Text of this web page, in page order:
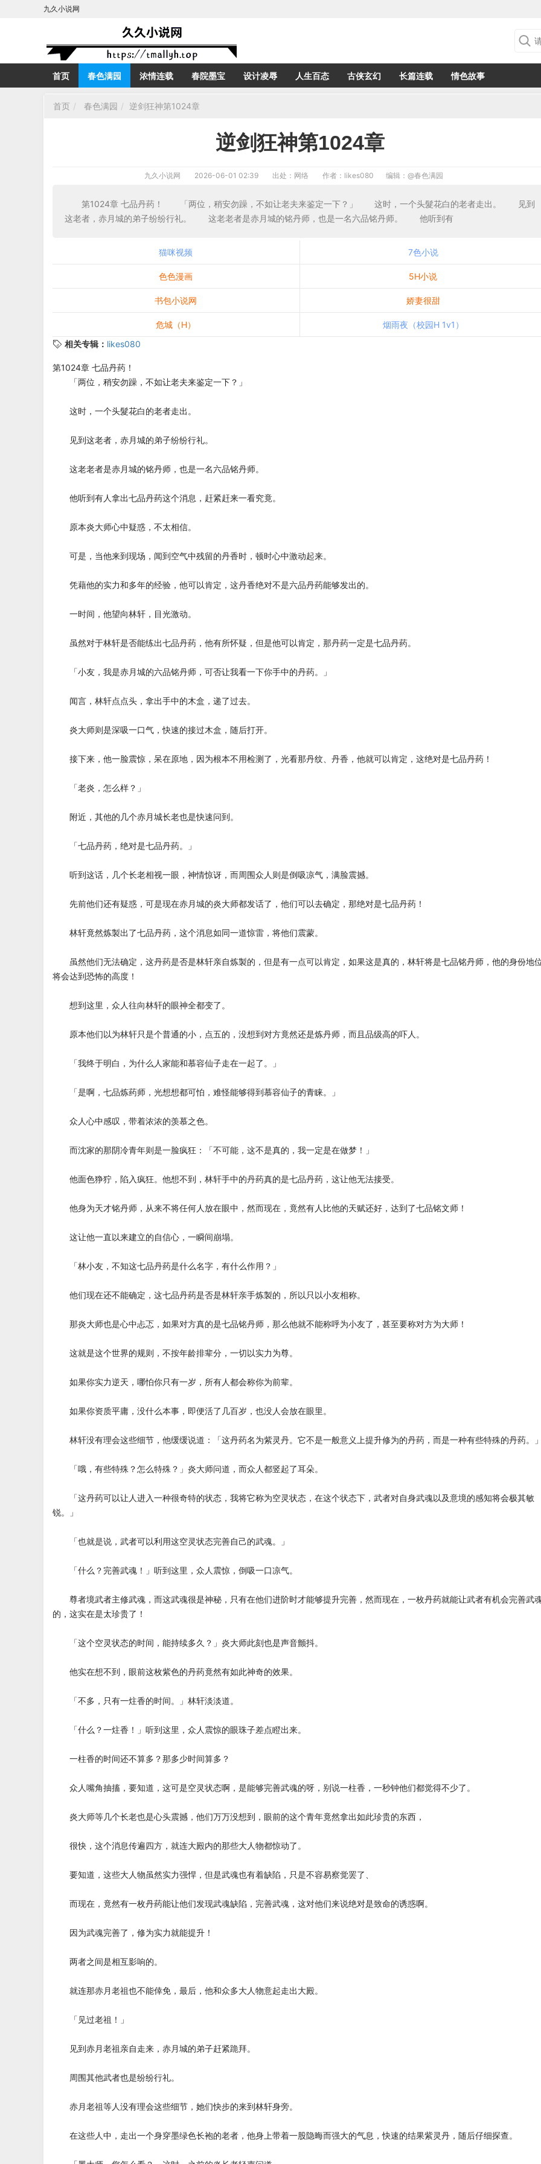
九久小说网
首页 春色满园 浓情连载 春院墨宝 设计凌辱 人生百态 古侠玄幻 长篇连载 情色故事
首页 春色满园 逆剑狂神第1024章
逆剑狂神第1024章
九久小说网 2026-06-01 02:39 出处：网络 作者：likes080 编辑： @春色满园
第1024章 七品丹药！ 「两位，稍安勿躁，不如让老夫来鉴定一下？」 这时，一个头髮花白的老者走出。 见到
这老者，赤月城的弟子纷纷行礼。 这老老者是赤月城的铭丹师，也是一名六品铭丹师。 他听到有
猫咪视频 7色小说
色色漫画 5H小说
书包小说网 娇妻很甜
危城（H）
烟雨夜（校园H 1v1）
相关专辑： likes080
第1024章 七品丹药！
「两位，稍安勿躁，不如让老夫来鉴定一下？」
这时，一个头髮花白的老者走出。
见到这老者，赤月城的弟子纷纷行礼。
这老老者是赤月城的铭丹师，也是一名六品铭丹师。
他听到有人拿出七品丹药这个消息，赶紧赶来一看究竟。
原本炎大师心中疑惑，不太相信。
可是，当他来到现场，闻到空气中残留的丹香时，顿时心中激动起来。
凭藉他的实力和多年的经验，他可以肯定，这丹香绝对不是六品丹药能够发出的。
一时间，他望向林轩，目光激动。
虽然对于林轩是否能练出七品丹药，他有所怀疑，但是他可以肯定，那丹药一定是七品丹药。
「小友，我是赤月城的六品铭丹师，可否让我看一下你手中的丹药。」
闻言，林轩点点头，拿出手中的木盒，递了过去。
炎大师则是深吸一口气，快速的接过木盒，随后打开。
接下来，他一脸震惊，呆在原地，因为根本不用检测了，光看那丹纹、丹香，他就可以肯定，这绝对是七品丹药！
「老炎，怎么样？」
附近，其他的几个赤月城长老也是快速问到。
「七品丹药，绝对是七品丹药。」
听到这话，几个长老相视一眼，神情惊讶，而周围众人则是倒吸凉气，满脸震撼。
先前他们还有疑惑，可是现在赤月城的炎大师都发话了，他们可以去确定，那绝对是七品丹药！
林轩竟然炼製出了七品丹药，这个消息如同一道惊雷，将他们震蒙。
虽然他们无法确定，这丹药是否是林轩亲自炼製的，但是有一点可以肯定，如果这是真的，林轩将是七品铭丹师，他的身份地
将会达到恐怖的高度！
想到这里，众人往向林轩的眼神全都变了。
原本他们以为林轩只是个普通的小，点五的，没想到对方竟然还是炼丹师，而且品级高的吓人。
「我终于明白，为什么人家能和慕容仙子走在一起了。」
「是啊，七品炼药师，光想想都可怕，难怪能够得到慕容仙子的青睐。」
众人心中感叹，带着浓浓的羡慕之色。
而沈家的那阴冷青年则是一脸疯狂：「不可能，这不是真的，我一定是在做梦！」
他面色狰狞，陷入疯狂。他想不到，林轩手中的丹药真的是七品丹药，这让他无法接受。
他身为天才铭丹师，从来不将任何人放在眼中，然而现在，竟然有人比他的天赋还好，达到了七品铭文师！
这让他一直以来建立的自信心，一瞬间崩塌。
「林小友，不知这七品丹药是什么名字，有什么作用？」
他们现在还不能确定，这七品丹药是否是林轩亲手炼製的，所以只以小友相称。
那炎大师也是心中忐忑，如果对方真的是七品铭丹师，那么他就不能称呼为小友了，甚至要称对方为大师！
这就是这个世界的规则，不按年龄排辈分，一切以实力为尊。
如果你实力逆天，哪怕你只有一岁，所有人都会称你为前辈。
如果你资质平庸，没什么本事，即便活了几百岁，也没人会放在眼里。
林轩没有理会这些细节，他缓缓说道：「这丹药名为紫灵丹。它不是一般意义上提升修为的丹药，而是一种有些特殊的丹药。
「哦，有些特殊？怎么特殊？」炎大师问道，而众人都竖起了耳朵。
「这丹药可以让人进入一种很奇特的状态，我将它称为空灵状态，在这个状态下，武者对自身武魂以及意境的感知将会极其敏
锐。」
「也就是说，武者可以利用这空灵状态完善自己的武魂。」
「什么？完善武魂！」听到这里，众人震惊，倒吸一口凉气。
尊者境武者主修武魂，而这武魂很是神秘，只有在他们进阶时才能够提升完善，然而现在，一枚丹药就能让武者有机会完善武
的，这实在是太珍贵了！
「这个空灵状态的时间，能持续多久？」炎大师此刻也是声音颤抖。
他实在想不到，眼前这枚紫色的丹药竟然有如此神奇的效果。
「不多，只有一炷香的时间。」林轩淡淡道。
「什么？一炷香！」听到这里，众人震惊的眼珠子差点瞪出来。
一柱香的时间还不算多？那多少时间算多？
众人嘴角抽搐，要知道，这可是空灵状态啊，是能够完善武魂的呀，别说一柱香，一秒钟他们都觉得不少了。
炎大师等几个长老也是心头震撼，他们万万没想到，眼前的这个青年竟然拿出如此珍贵的东西，
很快，这个消息传遍四方，就连大殿内的那些大人物都惊动了。
要知道，这些大人物虽然实力强悍，但是武魂也有着缺陷，只是不容易察觉罢了、
而现在，竟然有一枚丹药能让他们发现武魂缺陷，完善武魂，这对他们来说绝对是致命的诱惑啊。
因为武魂完善了，修为实力就能提升！
两者之间是相互影响的。
就连那赤月老祖也不能倖免，最后，他和众多大人物意起走出大殿。
「见过老祖！」
见到赤月老祖亲自走来，赤月城的弟子赶紧跪拜。
周围其他武者也是纷纷行礼。
赤月老祖等人没有理会这些细节，她们快步的来到林轩身旁。
在这些人中，走出一个身穿墨绿色长袍的老者，他身上带着一股隐晦而强大的气息，快速的结果紫灵丹，随后仔细探查。